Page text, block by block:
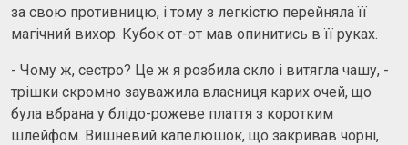
за свою противницю, і тому з легкістю перейняла її
магічний вихор. Кубок от-от мав опинитись в її руках.
- Чому ж, сестро? Це ж я розбила скло і витягла чашу, -
трішки скромно зауважила власниця карих очей, що
була вбрана у блідо-рожеве плаття з коротким
шлейфом. Вишневий капелюшок, що закривав чорні,